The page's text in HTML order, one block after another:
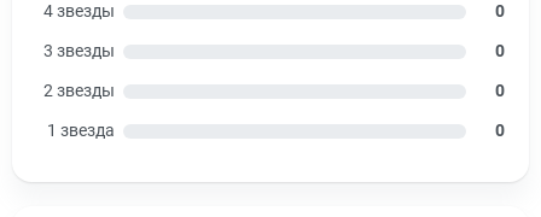
4 звезды 0
3 звезды 0
2 звезды 0
1 звезда 0